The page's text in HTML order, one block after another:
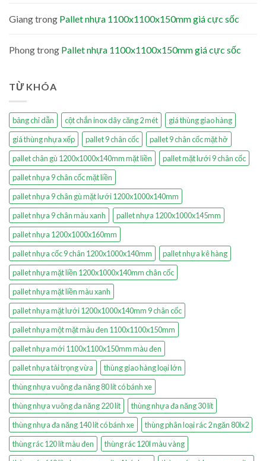
Giangtrong Pallet nhựa 1100x1100x150mm giá cực sốc
Phongtrong Pallet nhựa 1100x1100x150mm giá cực sốc
TỪ KHÓA
bảng chỉ dẫn cột chắn inox dây căng 2 mét
giá thùng giao hàng
giá thùng nhựa xếp
pallet 9 chân cốc
pallet 9 chân cốc mặt hở
pallet chân gù 1200x1000x140mm mặt liền
pallet mặt lưới 9 chân cốc
pallet nhựa 9 chân cốc mặt liền
pallet nhựa 9 chân gù mặt lưới 1200x1000x140mm
pallet nhựa 9 chân màu xanh
pallet nhựa 1200x1000x145mm
pallet nhựa 1200x1000x160mm
pallet nhựa cốc 9 chân 1200x1000x140mm
pallet nhựa kê hàng
pallet nhựa mặt liền 1200x1000x140mm chân cốc
pallet nhựa mặt liền màu xanh
pallet nhựa mặt lưới 1200x1000x140mm 9 chân cốc
pallet nhựa một mặt màu đen 1100x1100x150mm
pallet nhựa mới 1100x1100x150mm màu đen
pallet nhựa tải trọng vừa
thùng giao hàng loại lớn
thùng nhựa vuông đa năng 80 lít có bánh xe
thùng nhựa vuông đa năng 220 lít
thùng nhựa đa năng 30 lít
thùng nhựa đa năng 140 lít có bánh xe
thùng phân loại rác 2 ngăn 80lx2
thùng rác 120 lít màu đen
thùng rác 120l màu vàng